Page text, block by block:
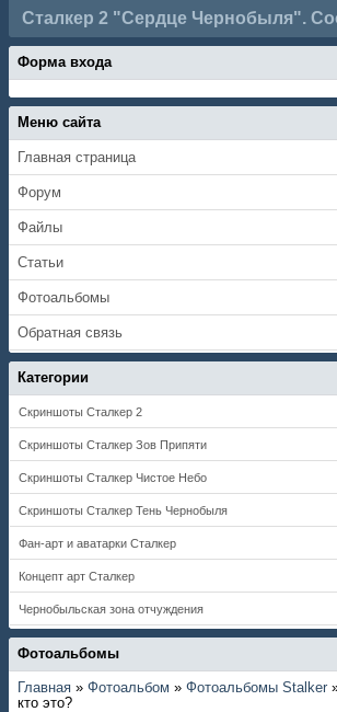
Сталкер 2 "Сердце Чернобыля".
Форма входа
Меню сайта
Главная страница
Форум
Файлы
Статьи
Фотоальбомы
Обратная связь
Категории
Скриншоты Сталкер 2
Скриншоты Сталкер Зов Припяти
Скриншоты Сталкер Чистое Небо
Скриншоты Сталкер Тень Чернобыля
Фан-арт и аватарки Сталкер
Концепт арт Сталкер
Чернобыльская зона отчуждения
Фотоальбомы
Главная » Фотоальбом » Фотоальбомы Stalker
кто это?